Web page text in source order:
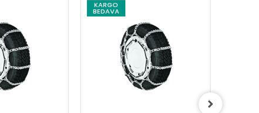
KARGO
BEDAVA